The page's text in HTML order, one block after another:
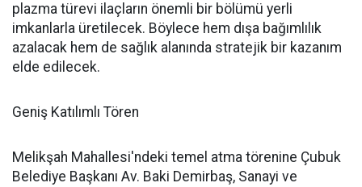
plazma türevi ilaçların önemli bir bölümü yerli
imkanlarla üretilecek. Böylece hem dışa bağımlılık
azalacak hem de sağlık alanında stratejik bir kazanım
elde edilecek.
Geniş Katılımlı Tören
Melikşah Mahallesi'ndeki temel atma törenine Çubuk
Belediye Başkanı Av. Baki Demirbaş, Sanayi ve